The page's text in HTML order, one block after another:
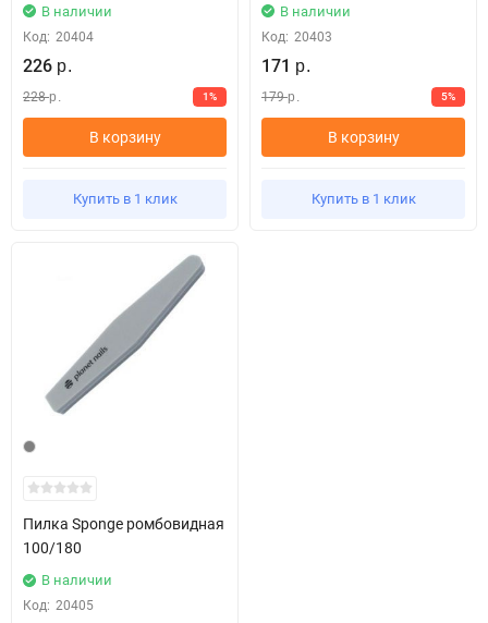
В наличии
Код: 20404
226 р.
228р. 1%
В корзину
Купить в 1 клик
В наличии
Код: 20403
171 р.
179р. 5%
В корзину
Купить в 1 клик
Пилка Sponge ромбовидная
100/180
В наличии
Код: 20405